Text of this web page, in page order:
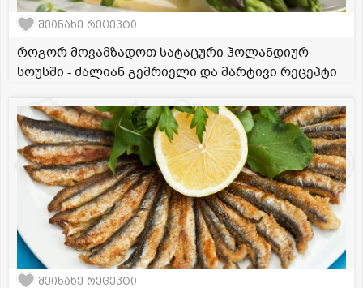
შეინახე რეცეპტი
როგორ მოვამზადოთ სატაცური ჰოლანდიურ
სოუსში - ძალიან გემრიელი და მარტივი რეცეპტი
შეინახე რეცეპტი